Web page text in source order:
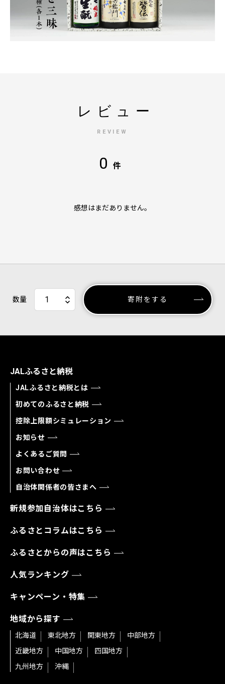
レビュー
REVIEW
0 件
感想はまだありません。
数量 寄附をする
JALふるさと納税
JALふるさと納税とは
初めてのふるさと納税
控除上限額シミュレーション
お知らせ
よくあるご質問
お問い合わせ
自治体関係者の皆さまへ
新規参加自治体はこちら
ふるさとコラムはこちら
ふるさとからの声はこちら
人気ランキング
キャンペーン・特集
地域から探す
北海道 東北地方 関東地方
中部地方
近畿地方
中国地方
四国地方
九州地方
沖縄